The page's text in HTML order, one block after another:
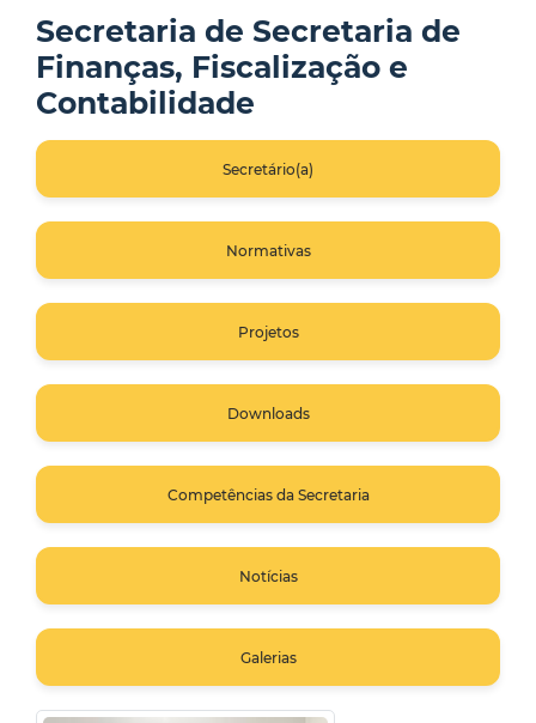
Secretaria de Secretaria de
Finanças, Fiscalização e
Contabilidade
Secretário(a)
Normativas
Projetos
Downloads
Competências da Secretaria
Notícias
Galerias